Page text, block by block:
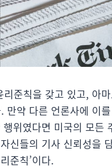
준칙을 갖고 있고, 아
약 다른 언론사에 이
위였다면 미국의 모
신들의 기사 신뢰성을
준칙’이다.